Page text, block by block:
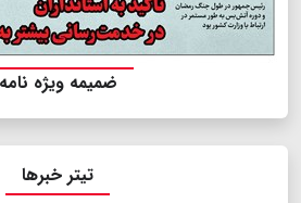
ضمیمه ویژه نامه
تیتر خبرها